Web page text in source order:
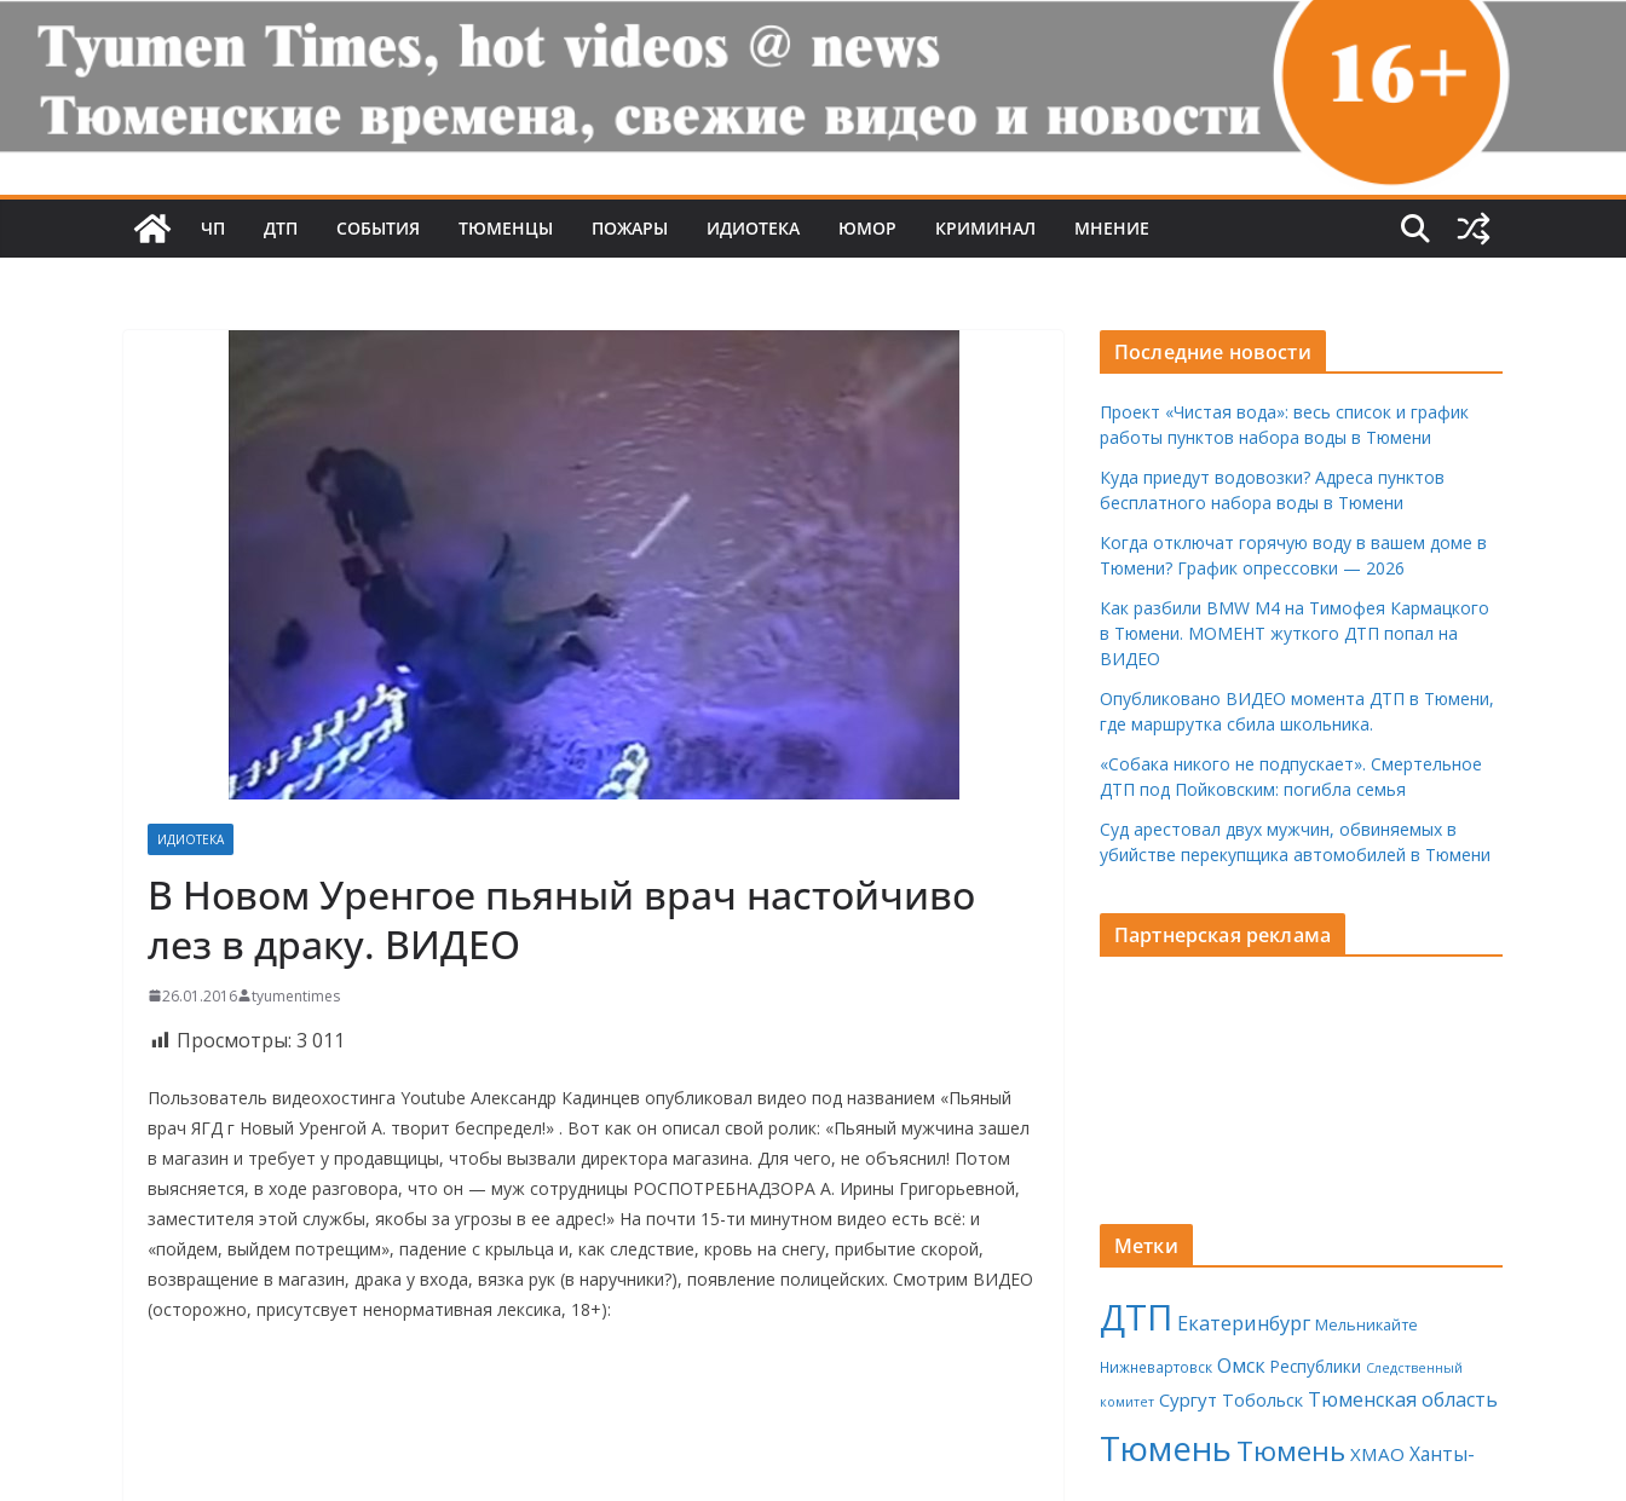
ЧП ДТП СОБЫТИЯ ТЮМЕНЦЫ ПОЖАРЫ ИДИОТЕКА ЮМОР КРИМИНАЛ МНЕНИЕ
ИДИОТЕКА
В Новом Уренгое пьяный врач настойчиво
лез в драку. ВИДЕО
26.01.2016 tyumentimes
Просмотры: 3 011
Пользователь видеохостинга Youtube Александр Кадинцев опубликовал видео под названием «Пьяный
врач ЯГД г Новый Уренгой А. творит беспредел!» . Вот как он описал свой ролик: «Пьяный мужчина зашел
в магазин и требует у продавщицы, чтобы вызвали директора магазина. Для чего, не объяснил! Потом
выясняется, в ходе разговора, что он — муж сотрудницы РОСПОТРЕБНАДЗОРА А. Ирины Григорьевной,
заместителя этой службы, якобы за угрозы в ее адрес!» На почти 15-ти минутном видео есть всё: и
«пойдем, выйдем потрещим», падение с крыльца и, как следствие, кровь на снегу, прибытие скорой,
возвращение в магазин, драка у входа, вязка рук (в наручники?), появление полицейских. Смотрим ВИДЕО
(осторожно, присутсвует ненормативная лексика, 18+):
Последние новости
Проект «Чистая вода»: весь список и график
работы пунктов набора воды в Тюмени
Куда приедут водовозки? Адреса пунктов
бесплатного набора воды в Тюмени
Когда отключат горячую воду в вашем доме в
Тюмени? График опрессовки — 2026
Как разбили BMW M4 на Тимофея Кармацкого
в Тюмени. МОМЕНТ жуткого ДТП попал на
ВИДЕО
Опубликовано ВИДЕО момента ДТП в Тюмени,
где маршрутка сбила школьника.
«Собака никого не подпускает». Смертельное
ДТП под Пойковским: погибла семья
Суд арестовал двух мужчин, обвиняемых в
убийстве перекупщика автомобилей в Тюмени
Партнерская реклама
Метки
ДТП Екатеринбург Мельникайте
Нижневартовск Омск Республики Следственный
комитет Сургут Тобольск Тюменская область
ТюменьТюмень ХМАО Ханты-